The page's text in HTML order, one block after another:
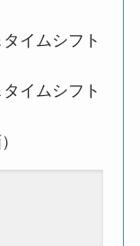
イムシフト
イムシフト